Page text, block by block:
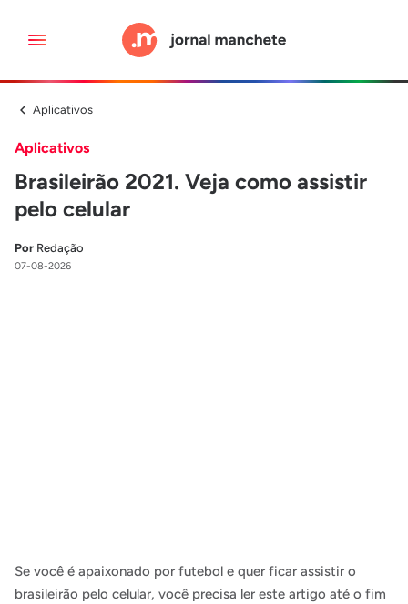
Aplicativos
Aplicativos
Brasileirão 2021. Veja como assistir
pelo celular
Por Redação
07-08-2026
Se você é apaixonado por futebol e quer ficar assistir o
brasileirão pelo celular, você precisa ler este artigo até o fim